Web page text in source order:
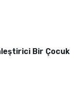
Bir Çocuk